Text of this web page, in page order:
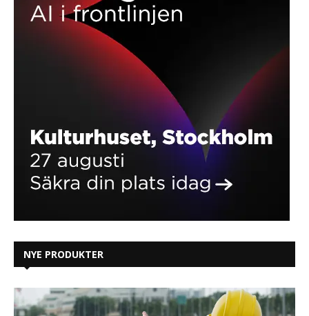
NYE PRODUKTER